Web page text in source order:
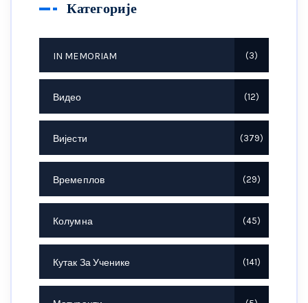
Категорије
IN MEMORIAM 3
Видео 12
Вијести 379
Времеплов 29
Колумна 45
Кутак За Ученике 141